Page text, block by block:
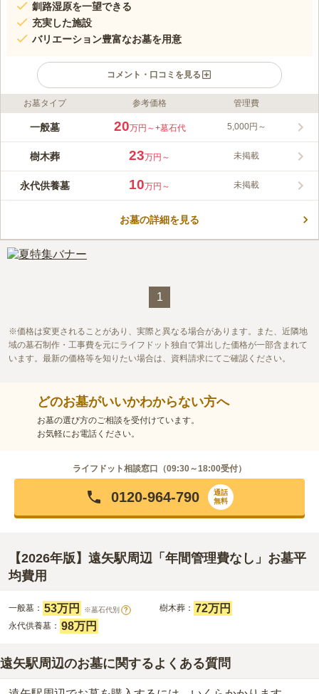
釧路湿原を一望できる
充実した施設
バリエーション豊富なお墓を用意
コメント・口コミを見る
ライフドット編集部のコメント
釧路湿原を一望できる絶景の地につくられた墓地です。春は桜、
敷地内には立派な観音様が安置されており、お墓を暖かく見守っ
ています。 釧路陵墓公苑では一年を通して様々なイベントが開
要」、10月開催の「黎明大観世音菩薩像建立記念祭」など行事が
たくさんあり、多くの方が訪れます。
山の上にあり、麓にコンビニが複数あり、ドラッグストアーもあ
る。入口に事務所があり、法事ができる場所が併設されている。
お墓タイプ 参考価格 管理費
一般墓 20万円～+墓石代 5,000円～
樹木葬 23万円～ 未掲載
永代供養墓 10万円～ 未掲載
お墓の詳細を見る
1
価格は変更されることがあり、実際と異なる場合があります。また、近隣地
域の墓石制作・工事費を元にライフドット独自で算出した価格が一部含まれて
います。最新の価格等を知りたい場合は、資料請求にてご確認ください。
どのお墓がいいかわからない方へ
お墓の選び方のご相談を受付けています。
お気軽にお電話ください。
ライフドット相談窓口（09:30～18:00受付）
0120-964-790
通話
無料
【2026年版】遠矢駅周辺「年間管理費なし」お墓平
均費用
一般墓： 53万円 ※墓石代別 ? 樹木葬： 72万円
永代供養墓： 98万円
遠矢駅周辺のお墓に関するよくある質問